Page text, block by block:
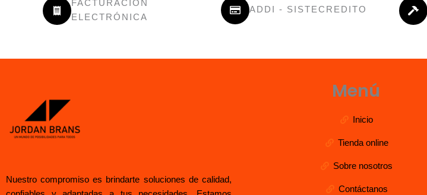
FACTURACIÓN
ELECTRÓNICA
ADDI - SISTECREDITO
Nuestro compromiso es brindarte soluciones de calidad,
Menú
Inicio
Tienda online
Sobre nosotros
Contáctanos